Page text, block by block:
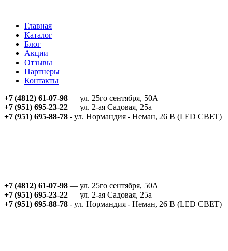
Главная
Каталог
Блог
Акции
Отзывы
Партнеры
Контакты
+7 (4812) 61-07-98 — ул. 25го сентября, 50А
+7 (951) 695-23-22 — ул. 2-ая Садовая, 25а
+7 (951) 695-88-78 - ул. Нормандия - Неман, 26 В (LED СВЕТ)
+7 (4812) 61-07-98 — ул. 25го сентября, 50А
+7 (951) 695-23-22 — ул. 2-ая Садовая, 25а
+7 (951) 695-88-78 - ул. Нормандия - Неман, 26 В (LED СВЕТ)